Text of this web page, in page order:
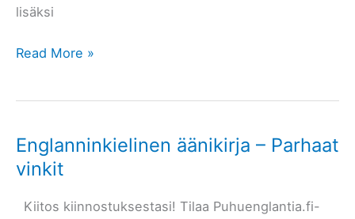
lisäksi
Esiintyminen
valmistautua
Read More »
Englanninkielinen äänikirja – Parhaat
vinkit
Kiitos kiinnostuksestasi! Tilaa Puhuenglantia.fi-